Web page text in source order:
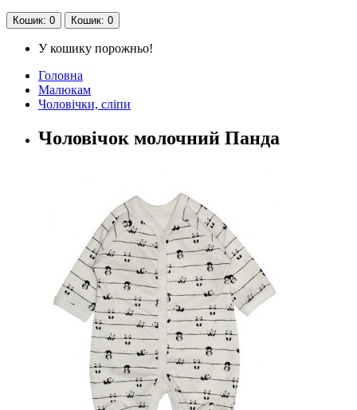
Кошик: 0 Кошик: 0
У кошику порожньо!
Головна
Малюкам
Чоловічки, сліпи
Чоловічок молочний Панда